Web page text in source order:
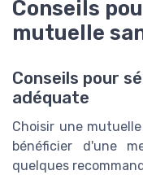
Conseils
mutuelle
Conseils pour
adéquate
Choisir une
bénéficier d'une
quelques